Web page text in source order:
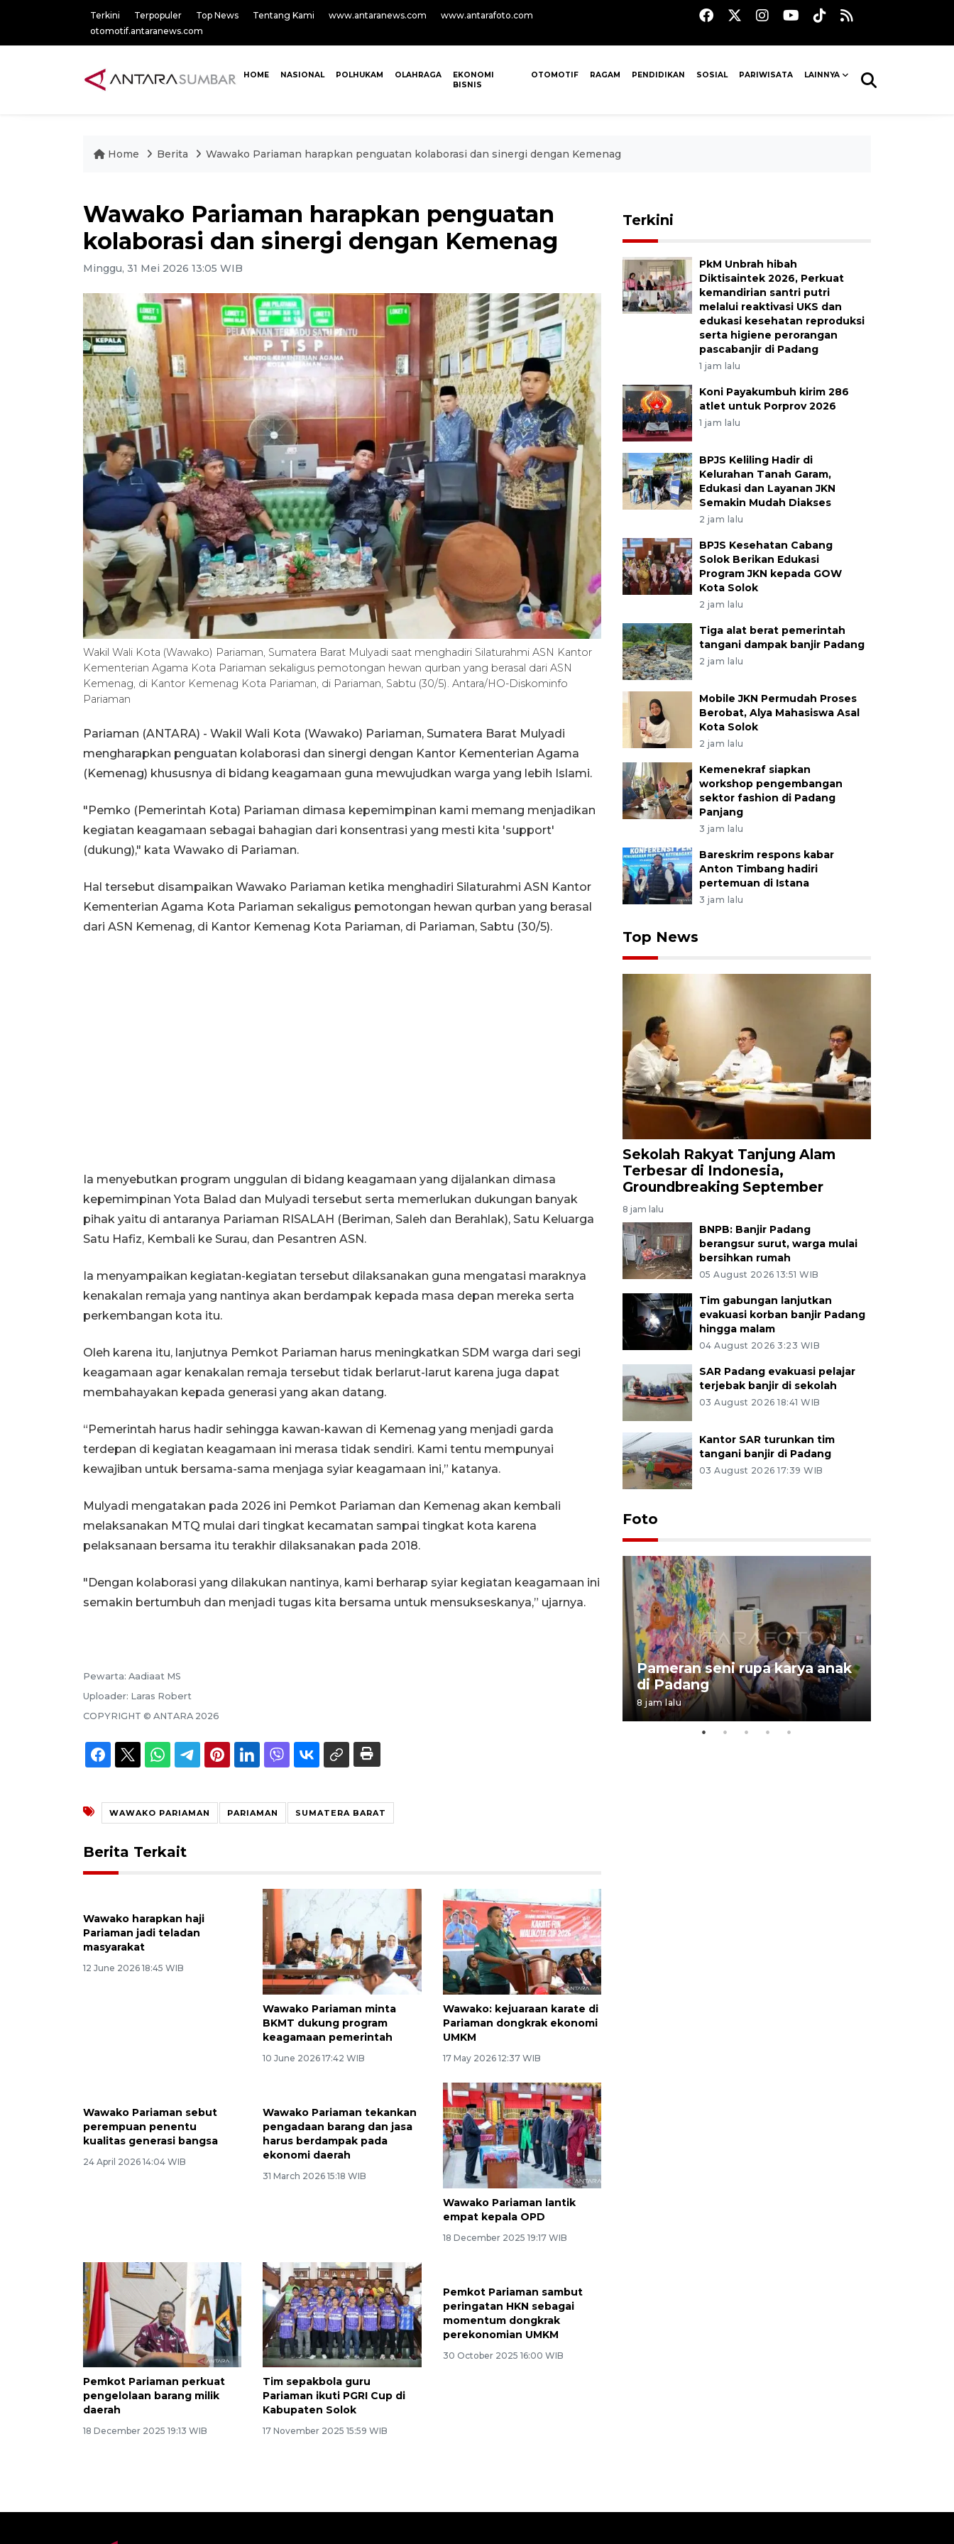
Terkini Terpopuler Top News Tentang Kami www.antaranews.com
www.antarafoto.com
otomotif.antaranews.com
HOME NASIONAL POLHUKAM OLAHRAGA
EKONOMI
BISNIS
OTOMOTIF RAGAM PENDIDIKAN SOSIAL PARIWISATA LAINNYA
Home Berita Wawako Pariaman harapkan penguatan kolaborasi dan sinergi dengan Kemenag
Wawako Pariaman harapkan penguatan
kolaborasi dan sinergi dengan Kemenag
Minggu, 31 Mei 2026 13:05 WIB
Wakil Wali Kota (Wawako) Pariaman, Sumatera Barat Mulyadi saat menghadiri Silaturahmi ASN Kantor
Kementerian Agama Kota Pariaman sekaligus pemotongan hewan qurban yang berasal dari ASN
Kemenag, di Kantor Kemenag Kota Pariaman, di Pariaman, Sabtu (30/5). Antara/HO-Diskominfo
Pariaman
Pariaman (ANTARA) - Wakil Wali Kota (Wawako) Pariaman, Sumatera Barat Mulyadi
mengharapkan penguatan kolaborasi dan sinergi dengan Kantor Kementerian Agama
(Kemenag) khususnya di bidang keagamaan guna mewujudkan warga yang lebih Islami.
"Pemko (Pemerintah Kota) Pariaman dimasa kepemimpinan kami memang menjadikan
kegiatan keagamaan sebagai bahagian dari konsentrasi yang mesti kita 'support'
(dukung)," kata Wawako di Pariaman.
Hal tersebut disampaikan Wawako Pariaman ketika menghadiri Silaturahmi ASN Kantor
Kementerian Agama Kota Pariaman sekaligus pemotongan hewan qurban yang berasal
dari ASN Kemenag, di Kantor Kemenag Kota Pariaman, di Pariaman, Sabtu (30/5).
Ia menyebutkan program unggulan di bidang keagamaan yang dijalankan dimasa
kepemimpinan Yota Balad dan Mulyadi tersebut serta memerlukan dukungan banyak
pihak yaitu di antaranya Pariaman RISALAH (Beriman, Saleh dan Berahlak), Satu Keluarga
Satu Hafiz, Kembali ke Surau, dan Pesantren ASN.
Ia menyampaikan kegiatan-kegiatan tersebut dilaksanakan guna mengatasi maraknya
kenakalan remaja yang nantinya akan berdampak kepada masa depan mereka serta
perkembangan kota itu.
Oleh karena itu, lanjutnya Pemkot Pariaman harus meningkatkan SDM warga dari segi
keagamaan agar kenakalan remaja tersebut tidak berlarut-larut karena juga dapat
membahayakan kepada generasi yang akan datang.
“Pemerintah harus hadir sehingga kawan-kawan di Kemenag yang menjadi garda
terdepan di kegiatan keagamaan ini merasa tidak sendiri. Kami tentu mempunyai
kewajiban untuk bersama-sama menjaga syiar keagamaan ini,” katanya.
Mulyadi mengatakan pada 2026 ini Pemkot Pariaman dan Kemenag akan kembali
melaksanakan MTQ mulai dari tingkat kecamatan sampai tingkat kota karena
pelaksanaan bersama itu terakhir dilaksanakan pada 2018.
"Dengan kolaborasi yang dilakukan nantinya, kami berharap syiar kegiatan keagamaan ini
semakin bertumbuh dan menjadi tugas kita bersama untuk mensukseskanya,” ujarnya.
Pewarta: Aadiaat MS
Uploader: Laras Robert
COPYRIGHT © ANTARA 2026
WAWAKO PARIAMAN PARIAMAN SUMATERA BARAT
Berita Terkait
Wawako harapkan haji
Pariaman jadi teladan
masyarakat
12 June 2026 18:45 WIB
Wawako Pariaman minta
BKMT dukung program
keagamaan pemerintah
10 June 2026 17:42 WIB
Wawako: kejuaraan karate di
Pariaman dongkrak ekonomi
UMKM
17 May 2026 12:37 WIB
Wawako Pariaman tekankan
pengadaan barang dan jasa
harus berdampak pada
ekonomi daerah
31 March 2026 15:18 WIB
Wawako Pariaman lantik
empat kepala OPD
18 December 2025 19:17 WIB
Pemkot Pariaman perkuat
pengelolaan barang milik
Tim sepakbola guru
Pariaman ikuti PGRI Cup di
Kabupaten Solok
Pemkot Pariaman sambut
peringatan HKN sebagai
momentum dongkrak
Terkini
PkM Unbrah hibah
Diktisaintek 2026, Perkuat
kemandirian santri putri
melalui reaktivasi UKS dan
edukasi kesehatan reproduksi
serta higiene perorangan
pascabanjir di Padang
1 jam lalu
Koni Payakumbuh kirim 286
atlet untuk Porprov 2026
1 jam lalu
BPJS Keliling Hadir di
Kelurahan Tanah Garam,
Edukasi dan Layanan JKN
Semakin Mudah Diakses
2 jam lalu
BPJS Kesehatan Cabang
Solok Berikan Edukasi
Program JKN kepada GOW
Kota Solok
2 jam lalu
Tiga alat berat pemerintah
tangani dampak banjir Padang
2 jam lalu
Mobile JKN Permudah Proses
Berobat, Alya Mahasiswa Asal
Kota Solok
2 jam lalu
Kemenekraf siapkan
workshop pengembangan
sektor fashion di Padang
Panjang
3 jam lalu
Bareskrim respons kabar
Anton Timbang hadiri
pertemuan di Istana
3 jam lalu
Top News
Sekolah Rakyat Tanjung Alam
Terbesar di Indonesia,
Groundbreaking September
8 jam lalu
BNPB: Banjir Padang
berangsur surut, warga mulai
bersihkan rumah
05 August 2026 13:51 WIB
Tim gabungan lanjutkan
evakuasi korban banjir Padang
hingga malam
04 August 2026 3:23 WIB
SAR Padang evakuasi pelajar
terjebak banjir di sekolah
03 August 2026 18:41 WIB
Kantor SAR turunkan tim
tangani banjir di Padang
03 August 2026 17:39 WIB
Foto
Pameran seni rupa karya anak
di Padang
8 jam lalu